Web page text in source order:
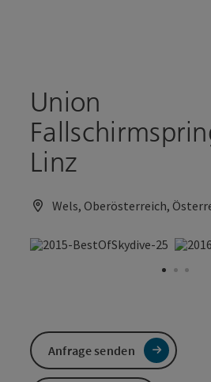
Union
Linz
Wels, Oberösterreich,
Anfrage senden